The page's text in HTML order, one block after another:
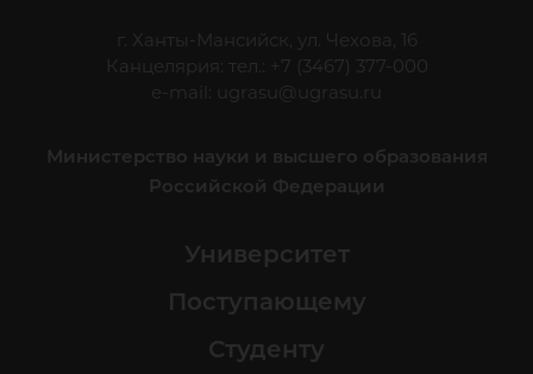
г. Ханты-Мансийск, ул. Чехова, 16
Канцелярия: тел.: +7 (3467) 377-000
e-mail:
ugrasu@ugrasu.ru
Министерство науки и высшего образования
Российской Федерации
Университет
Поступающему
Студенту